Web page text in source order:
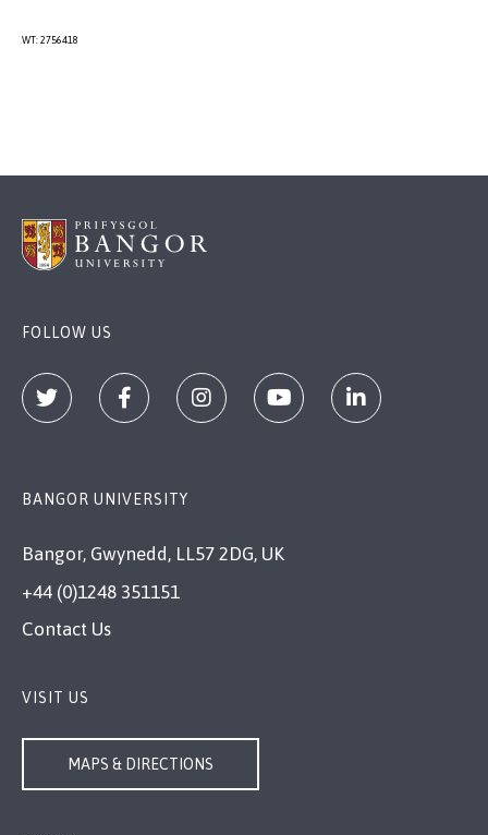
WT: 2756418
FOLLOW US
BANGOR UNIVERSITY
Bangor, Gwynedd, LL57 2DG, UK
+44 (0)1248 351151
Contact Us
VISIT US
MAPS & DIRECTIONS